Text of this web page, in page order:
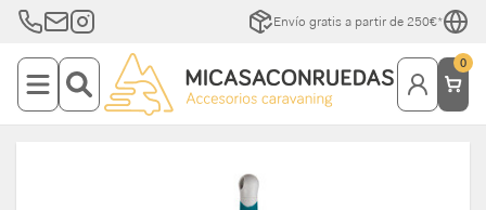
Envío gratis a partir de 250€*
0